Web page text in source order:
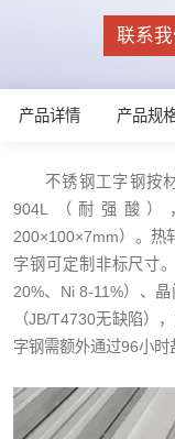
联系
产品详情 产品规
不锈钢工字钢按
904L（耐强酸）
200×100×7mm）。热
字钢可定制非标尺寸
20%、Ni 8-11%）、
（JB/T4730无缺陷）
字钢需额外通过96小时